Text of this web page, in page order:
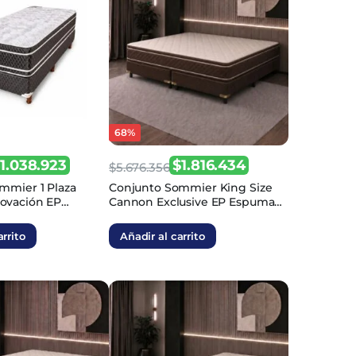
1.038.923
1 Plaza
EP
68%
$5.676.356
El
precio
original
era:
$1.816.434
El
precio
actual
es:
Conjunto Sommier King Size
Cannon Exclusive EP Espuma
Añadir al carrito